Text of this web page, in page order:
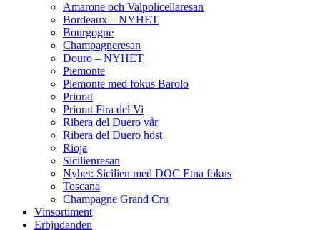
Amarone och Valpolicellaresan
Bordeaux – NYHET
Bourgogne
Champagneresan
Douro – NYHET
Piemonte
Piemonte med fokus Barolo
Priorat
Priorat Fira del Vi
Ribera del Duero vår
Ribera del Duero höst
Rioja
Sicilienresan
Nyhet: Sicilien med DOC Etna fokus
Toscana
Champagne Grand Cru
Vinsortiment
Erbjudanden